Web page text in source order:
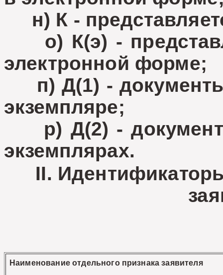
н) К -
о) К(э) -
электронной форме;
п) Д(1) - документы
экземпляре;
р) Д(2) -
экземплярах.
II.
Наименование отдельного признака заявителя